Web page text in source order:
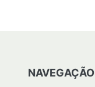
NAVEGAÇÃO